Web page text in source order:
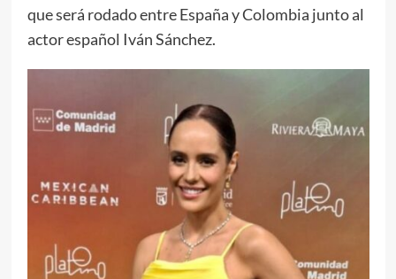
que será rodado entre España y Colombia junto al
actor español Iván Sánchez.